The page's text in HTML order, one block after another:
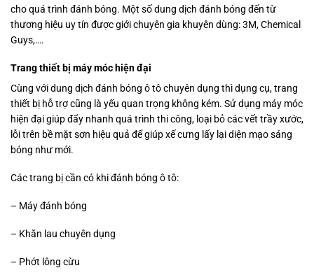
cho quá trình đánh bóng. Một số dung dịch đánh bóng đến từ
thương hiệu uy tín được giới chuyên gia khuyên dùng: 3M, Chemical
Guys,….
Trang thiết bị máy móc hiện đại
Cùng với dung dịch đánh bóng ô tô chuyên dụng thì dụng cụ, trang
thiết bị hỗ trợ cũng là yếu quan trọng không kém. Sử dụng máy móc
hiện đại giúp đẩy nhanh quá trình thi công, loại bỏ các vết trầy xước,
lỗi trên bề mặt sơn hiệu quả để giúp xế cưng lấy lại diện mạo sáng
bóng như mới.
Các trang bị cần có khi đánh bóng ô tô:
– Máy đánh bóng
– Khăn lau chuyên dụng
– Phớt lông cừu